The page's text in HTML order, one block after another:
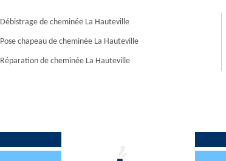
Débistrage de cheminée La Hauteville
Pose chapeau de cheminée La Hauteville
Réparation de cheminée La Hauteville